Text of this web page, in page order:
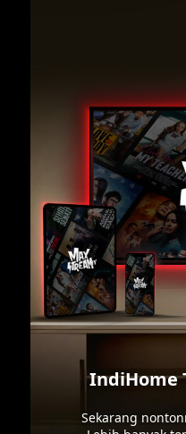
IndiHome
Sekarang